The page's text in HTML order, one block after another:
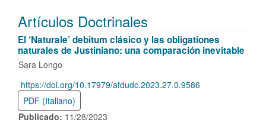
Artículos Doctrinales
El ‘Naturale’ debitum clásico y las obligationes
naturales de Justiniano: una comparación inevitable
Sara Longo
https://doi.org/10.17979/afdudc.2023.27.0.9586
PDF (Italiano)
Publicado: 11/28/2023